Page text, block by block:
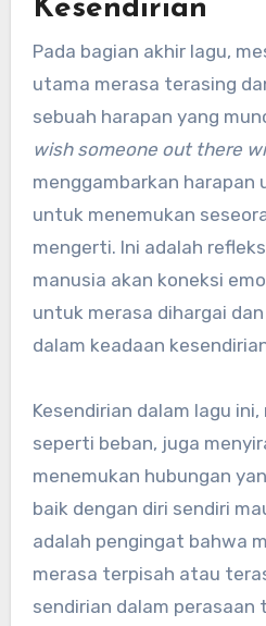
Kesendirian
Pada bagian akhir lagu,
utama merasa terasing
sebuah harapan yang
wish someone out there
menggambarkan
untuk menemukan
mengerti. Ini adalah
manusia akan koneksi
untuk merasa dihargai
dalam keadaan
Kesendirian dalam lagu
seperti beban, juga
menemukan hubungan
baik dengan diri sendiri
adalah pengingat bahwa
merasa terpisah atau
sendirian dalam perasaan